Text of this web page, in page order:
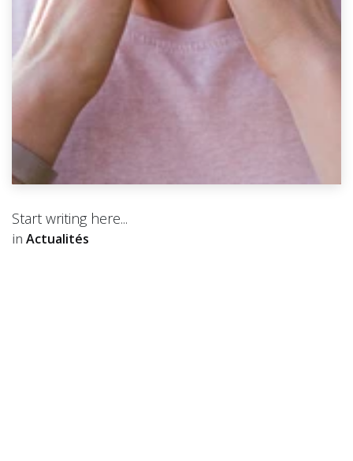
Start writing here...
in Actualités